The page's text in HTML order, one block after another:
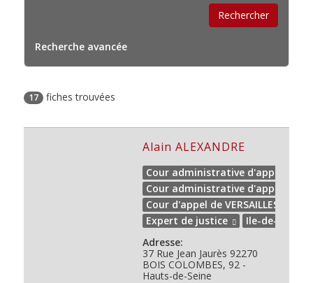
Recherche avancée
17 fiches trouvées
Alain ALEXANDRE
Cour administrative d'appel de
Cour administrative d'appel de
Cour d'appel de VERSAILLES
Expert de justice
Ile-de-France
Adresse:
37 Rue Jean Jaurès 92270
BOIS COLOMBES, 92 -
Hauts-de-Seine